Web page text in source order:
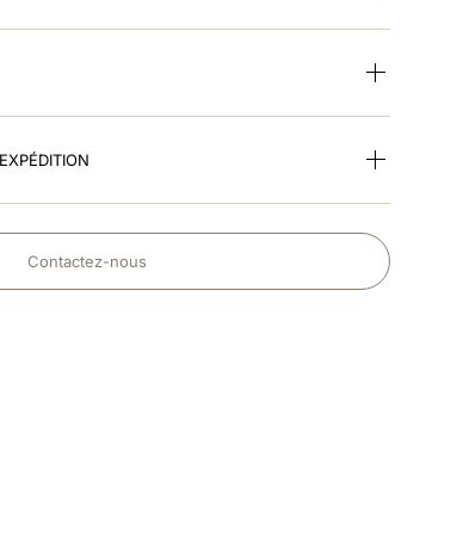
Contactez-nous